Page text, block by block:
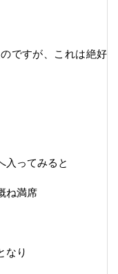
ですが、これは絶好
入ってみると
ね満席
なり